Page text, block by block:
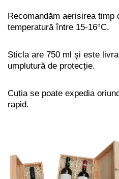
Recomandăm aerisirea
temperatură între 15-16°C.
Sticla are 750 ml și este
umplutură de protecție.
Cutia se poate expedia
rapid.